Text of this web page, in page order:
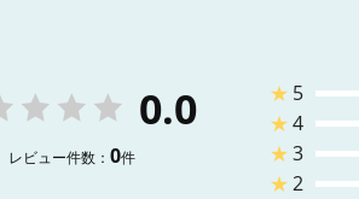
0.0
レビュー件数： 0件
★ 5
★4
★3
★2